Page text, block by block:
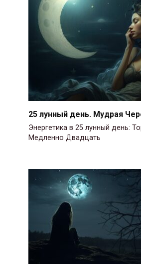
25 лунный день. Мудрая
Энергетика в 25 лунный день:
Медленно Двадцать